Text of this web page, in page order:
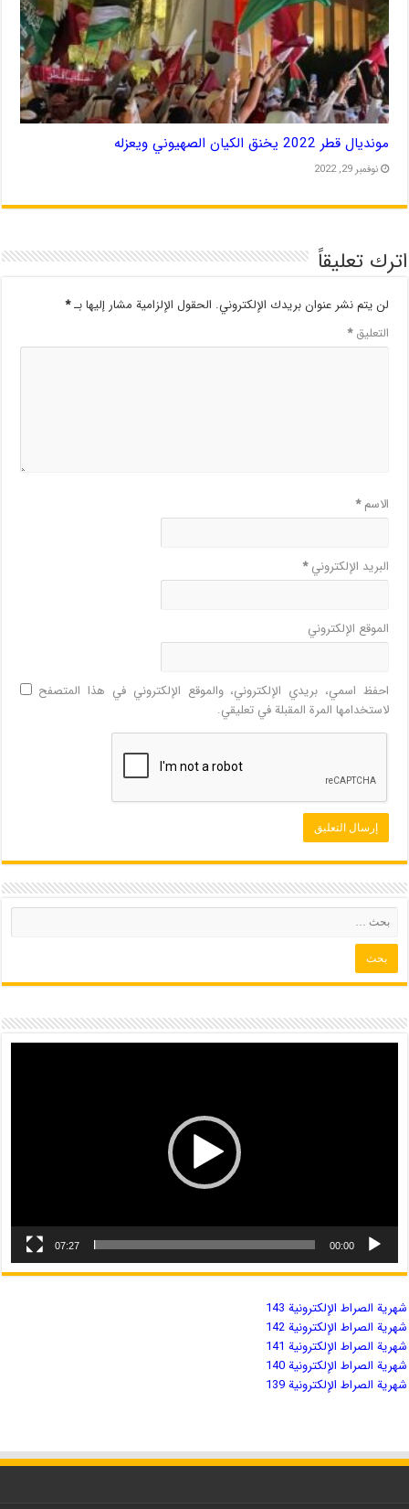
مونديال قطر 2022 يخنق الكيان الصهيوني ويعزله
نوفمبر 29, 2022
اترك تعليقاً
لن يتم نشر عنوان بريدك الإلكتروني. الحقول الإلزامية مشار إليها بـ*
التعليق*
الاسم*
البريد الإلكتروني*
الموقع الإلكتروني
احفظ اسمي، بريدي الإلكتروني، والموقع الإلكتروني في هذا المتصفح
لاستخدامها المرة المقبلة في تعليقي.
00:00
07:27
شهریة الصراط الإلكترونية 143
شهریة الصراط الإلكترونية 142
شهریة الصراط الإلكترونية 141
شهریة الصراط الإلكترونية 140
شهریة الصراط الإلكترونية 139